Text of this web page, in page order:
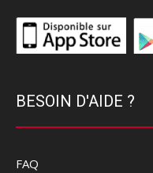
BESOIN D'AIDE ?
FAQ